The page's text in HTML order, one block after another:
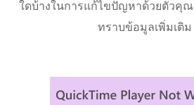
ใดบ้างในการแก้ไขปัญหาด้วยตัวคุณ
ทราบข้อมูลเพิ่มเติม